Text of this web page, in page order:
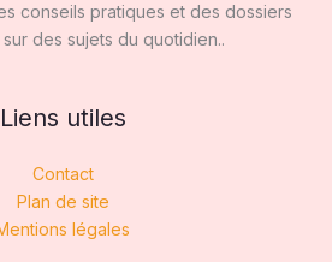
conseils pratiques et des dossiers
des sujets du quotidien..
Liens utiles
Contact
Plan de site
légales